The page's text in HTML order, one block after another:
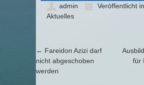
admin
Veröffentlicht in
Aktuelles
Artikel-
← Fareidon Azizi darf
nicht abgeschoben
werden
für